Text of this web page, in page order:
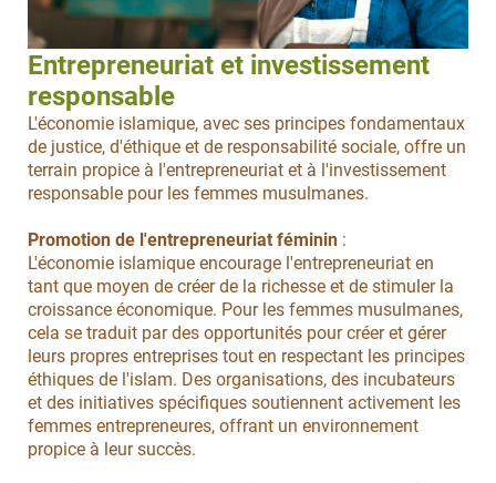
Entrepreneuriat et investissement
responsable
L'économie islamique, avec ses principes fondamentaux
de justice, d'éthique et de responsabilité sociale, offre un
terrain propice à l'entrepreneuriat et à l'investissement
responsable pour les femmes musulmanes.
Promotion de l'entrepreneuriat féminin :
L'économie islamique encourage l'entrepreneuriat en
tant que moyen de créer de la richesse et de stimuler la
croissance économique. Pour les femmes musulmanes,
cela se traduit par des opportunités pour créer et gérer
leurs propres entreprises tout en respectant les principes
éthiques de l'islam. Des organisations, des incubateurs
et des initiatives spécifiques soutiennent activement les
femmes entrepreneures, offrant un environnement
propice à leur succès.